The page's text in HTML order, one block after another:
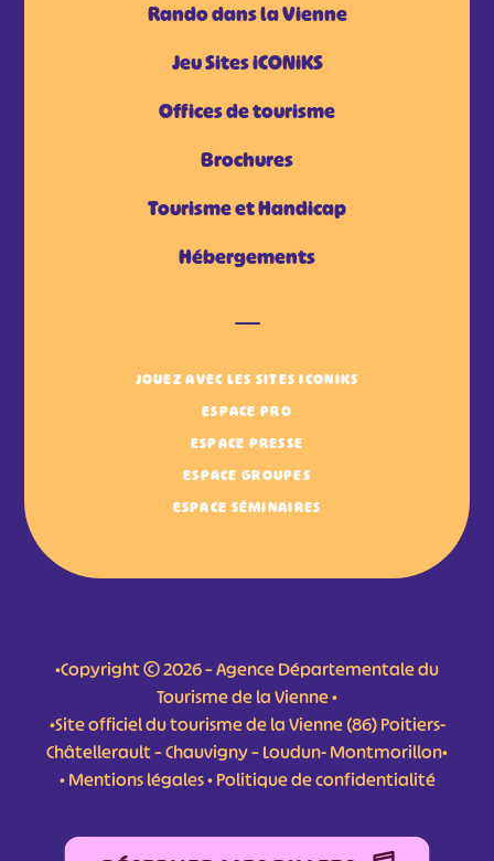
Rando dans la Vienne
Jeu Sites iCONiKS
Offices de tourisme
Brochures
Tourisme et Handicap
Hébergements
JOUEZ AVEC LES SITES ICONIKS
ESPACE PRO
ESPACE PRESSE
ESPACE GROUPES
ESPACE SÉMINAIRES
•Copyright © 2026 – Agence Départementale du
Tourisme de la Vienne •
•Site officiel du tourisme de la Vienne (86) Poitiers-
Châtellerault – Chauvigny – Loudun- Montmorillon•
•Mentions légales•Politique de confidentialité